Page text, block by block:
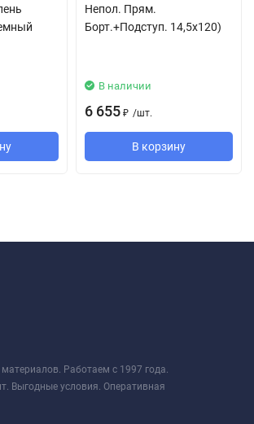
Непол. Прям.
Борт.+Подступ. 14,5x120)
В наличии
6 655 ₽ /шт.
В корзину
Работаем с 1997 года.
Выгодные условия. Оперативная